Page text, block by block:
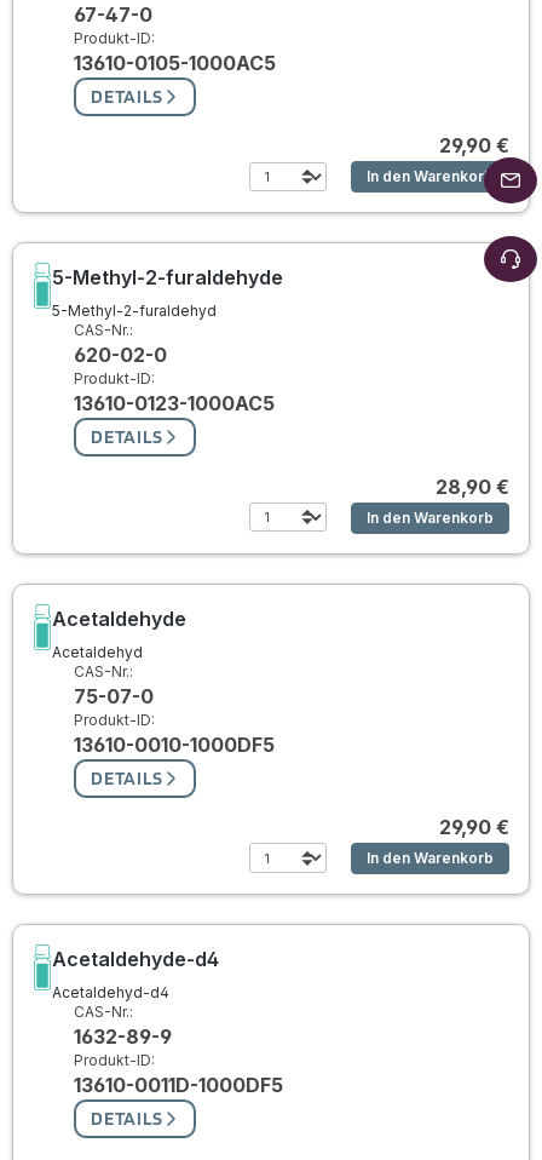
67-47-0
Produkt-ID:
13610-0105-1000AC5
DETAILS
29,90 €
In den Warenkorb
5-Methyl-2-furaldehyde
5-Methyl-2-furaldehyd
CAS-Nr.:
620-02-0
Produkt-ID:
13610-0123-1000AC5
DETAILS
28,90 €
In den Warenkorb
Acetaldehyde
Acetaldehyd
CAS-Nr.:
75-07-0
Produkt-ID:
13610-0010-1000DF5
DETAILS
29,90 €
In den Warenkorb
Acetaldehyde-d4
Acetaldehyd-d4
CAS-Nr.:
1632-89-9
Produkt-ID:
13610-0011D-1000DF5
DETAILS